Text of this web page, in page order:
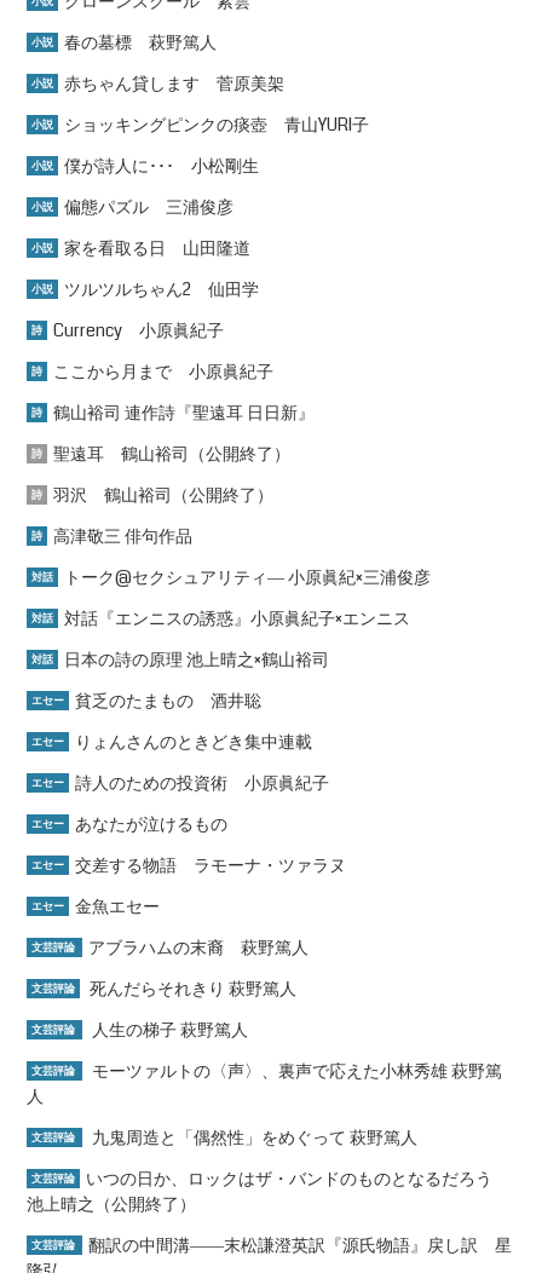
小説 春の墓標 萩野篤人
小説 赤ちゃん貸します 菅原美架
小説 ショッキングピンクの痰壺 青山YURI子
小説 僕が詩人に･･･ 小松剛生
小説 偏態パズル 三浦俊彦
小説 家を看取る日 山田隆道
小説 ツルツルちゃん2 仙田学
詩 Currency 小原眞紀子
詩 ここから月まで 小原眞紀子
詩 鶴山裕司 連作詩『聖遠耳 日日新』
詩 聖遠耳 鶴山裕司（公開終了）
詩 羽沢 鶴山裕司（公開終了）
詩 高津敬三 俳句作品
対話 トーク@セクシュアリティ― 小原眞紀×三浦俊彦
対話 対話『エンニスの誘惑』小原眞紀子×エンニス
対話 日本の詩の原理 池上晴之×鶴山裕司
エセー 貧乏のたまもの 酒井聡
エセー りょんさんのときどき集中連載
エセー 詩人のための投資術 小原眞紀子
エセー あなたが泣けるもの
エセー 交差する物語 ラモーナ・ツァラヌ
エセー 金魚エセー
文芸評論 アブラハムの末裔 萩野篤人
文芸評論 死んだらそれきり 萩野篤人
文芸評論 人生の梯子 萩野篤人
文芸評論
モーツァルトの〈声〉、裏声で応えた小林秀雄 萩野篤
人
文芸評論 九鬼周造と「偶然性」をめぐって 萩野篤人
文芸評論
いつの日か、ロックはザ・バンドのものとなるだろう
池上晴之（公開終了）
文芸評論
翻訳の中間溝――末松謙澄英訳『源氏物語』戻し訳 星